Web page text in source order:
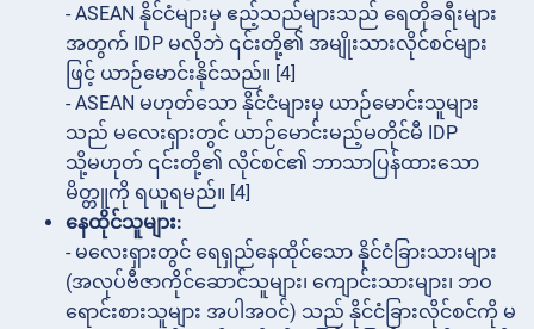
- ASEAN နိုင်ငံများမှ ဧည့်သည်များသည် ရေတိုခရီးများ
အတွက် IDP မလိုဘဲ ၎င်းတို့၏ အမျိုးသားလိုင်စင်များ
ဖြင့် ယာဉ်မောင်းနိုင်သည်။ [4]
- ASEAN မဟုတ်သော နိုင်ငံများမှ ယာဉ်မောင်းသူများ
သည် မလေးရှားတွင် ယာဉ်မောင်းမည့်မတိုင်မီ IDP
သို့မဟုတ် ၎င်းတို့၏ လိုင်စင်၏ ဘာသာပြန်ထားသော
မိတ္တူကို ရယူရမည်။ [4]
နေထိုင်သူများ:
- မလေးရှားတွင် ရေရှည်နေထိုင်သော နိုင်ငံခြားသားများ
(အလုပ်ဗီဇာကိုင်ဆောင်သူများ၊ ကျောင်းသားများ၊ ဘဝ
ရောင်းစားသူများ အပါအဝင်) သည် နိုင်ငံခြားလိုင်စင်ကို မ